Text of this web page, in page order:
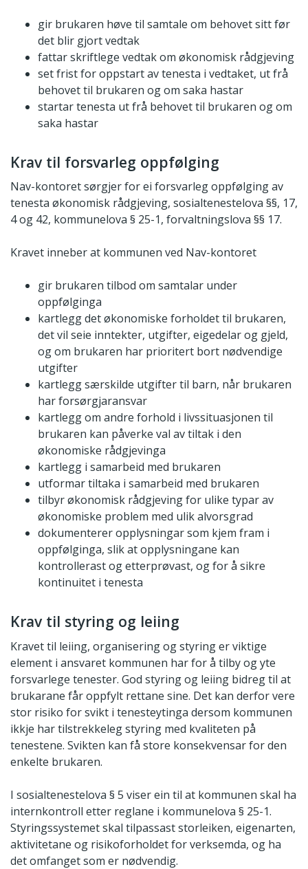
gir brukaren høve til samtale om behovet sitt før
det blir gjort vedtak
fattar skriftlege vedtak om økonomisk rådgjeving
set frist for oppstart av tenesta i vedtaket, ut frå
behovet til brukaren og om saka hastar
startar tenesta ut frå behovet til brukaren og om
saka hastar
Krav til forsvarleg oppfølging
Nav-kontoret sørgjer for ei forsvarleg oppfølging av
tenesta økonomisk rådgjeving, sosialtenestelova §§, 17,
4 og 42, kommunelova § 25-1, forvaltningslova §§ 17.
Kravet inneber at kommunen ved Nav-kontoret
gir brukaren tilbod om samtalar under
oppfølginga
kartlegg det økonomiske forholdet til brukaren,
det vil seie inntekter, utgifter, eigedelar og gjeld,
og om brukaren har prioritert bort nødvendige
utgifter
kartlegg særskilde utgifter til barn, når brukaren
har forsørgjaransvar
kartlegg om andre forhold i livssituasjonen til
brukaren kan påverke val av tiltak i den
økonomiske rådgjevinga
kartlegg i samarbeid med brukaren
utformar tiltaka i samarbeid med brukaren
tilbyr økonomisk rådgjeving for ulike typar av
økonomiske problem med ulik alvorsgrad
dokumenterer opplysningar som kjem fram i
oppfølginga, slik at opplysningane kan
kontrollerast og etterprøvast, og for å sikre
kontinuitet i tenesta
Krav til styring og leiing
Kravet til leiing, organisering og styring er viktige
element i ansvaret kommunen har for å tilby og yte
forsvarlege tenester. God styring og leiing bidreg til at
brukarane får oppfylt rettane sine. Det kan derfor vere
stor risiko for svikt i tenesteytinga dersom kommunen
ikkje har tilstrekkeleg styring med kvaliteten på
tenestene. Svikten kan få store konsekvensar for den
enkelte brukaren.
I sosialtenestelova § 5 viser ein til at kommunen skal ha
internkontroll etter reglane i kommunelova § 25-1.
Styringssystemet skal tilpassast storleiken, eigenarten,
aktivitetane og risikoforholdet for verksemda, og ha
det omfanget som er nødvendig.